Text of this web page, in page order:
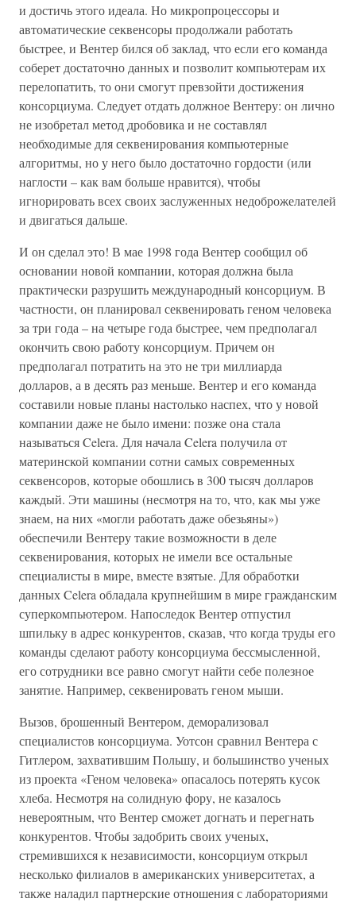
и достичь этого идеала. Но микропроцессоры и
автоматические секвенсоры продолжали работать
быстрее, и Вентер бился об заклад, что если его команда
соберет достаточно данных и позволит компьютерам их
перелопатить, то они смогут превзойти достижения
консорциума. Следует отдать должное Вентеру: он лично
не изобретал метод дробовика и не составлял
необходимые для секвенирования компьютерные
алгоритмы, но у него было достаточно гордости (или
наглости – как вам больше нравится), чтобы
игнорировать всех своих заслуженных недоброжелателей
и двигаться дальше.
И он сделал это! В мае 1998 года Вентер сообщил об
основании новой компании, которая должна была
практически разрушить международный консорциум. В
частности, он планировал секвенировать геном человека
за три года – на четыре года быстрее, чем предполагал
окончить свою работу консорциум. Причем он
предполагал потратить на это не три миллиарда
долларов, а в десять раз меньше. Вентер и его команда
составили новые планы настолько наспех, что у новой
компании даже не было имени: позже она стала
называться Celera. Для начала Celera получила от
материнской компании сотни самых современных
секвенсоров, которые обошлись в 300 тысяч долларов
каждый. Эти машины (несмотря на то, что, как мы уже
знаем, на них «могли работать даже обезьяны»)
обеспечили Вентеру такие возможности в деле
секвенирования, которых не имели все остальные
специалисты в мире, вместе взятые. Для обработки
данных Celera обладала крупнейшим в мире гражданским
суперкомпьютером. Напоследок Вентер отпустил
шпильку в адрес конкурентов, сказав, что когда труды его
команды сделают работу консорциума бессмысленной,
его сотрудники все равно смогут найти себе полезное
занятие. Например, секвенировать геном мыши.
Вызов, брошенный Вентером, деморализовал
специалистов консорциума. Уотсон сравнил Вентера с
Гитлером, захватившим Польшу, и большинство ученых
из проекта «Геном человека» опасалось потерять кусок
хлеба. Несмотря на солидную фору, не казалось
невероятным, что Вентер сможет догнать и перегнать
конкурентов. Чтобы задобрить своих ученых,
стремившихся к независимости, консорциум открыл
несколько филиалов в американских университетах, а
также наладил партнерские отношения с лабораториями